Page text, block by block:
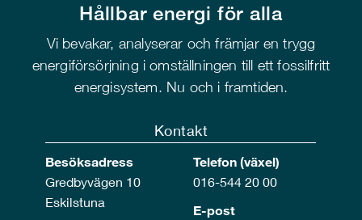
Hållbar energi för alla
Vi bevakar, analyserar och främjar en trygg
energiförsörjning i omställningen till ett fossilfritt
energisystem. Nu och i framtiden.
Kontakt
Besöksadress
Gredbyvägen 10
Eskilstuna
Telefon (växel)
016-544 20 00
E-post